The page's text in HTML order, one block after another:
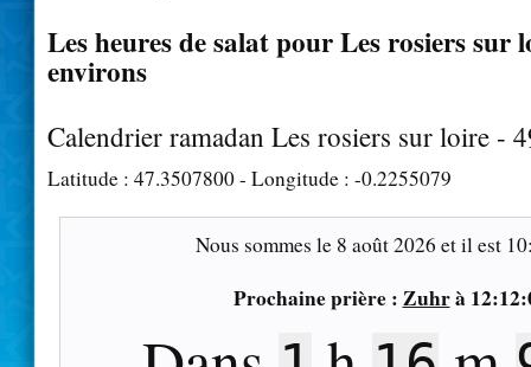
Les heures de salat pour Les rosiers sur
environs
Calendrier ramadan Les rosiers sur loire -
Latitude : 47.3507800- Longitude : -0.2255079
Nous sommes le 8 août 2026 et il est
Prochaine prière : Zuhrà